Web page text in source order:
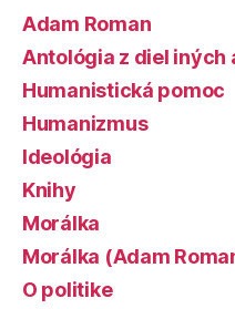
Adam Roman
Antológia z diel iných
Humanistická pomoc
Humanizmus
Ideológia
Knihy
Morálka
Morálka (Adam
O politike